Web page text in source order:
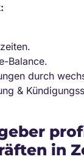
Balance.
durch
&
in